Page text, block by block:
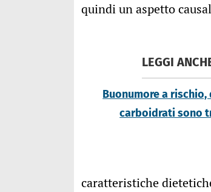
quindi un aspetto
LEGGI
Buonumore a rischio,
carboidrati sono
caratteristiche